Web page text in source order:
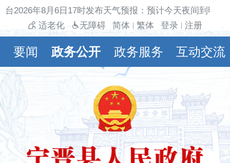
台2026年8月6日17时发布天气预报：预计今天夜间到明
适老化
无障碍 简体 繁体 登录 注册
要闻 政务公开 政务服务 互动交流